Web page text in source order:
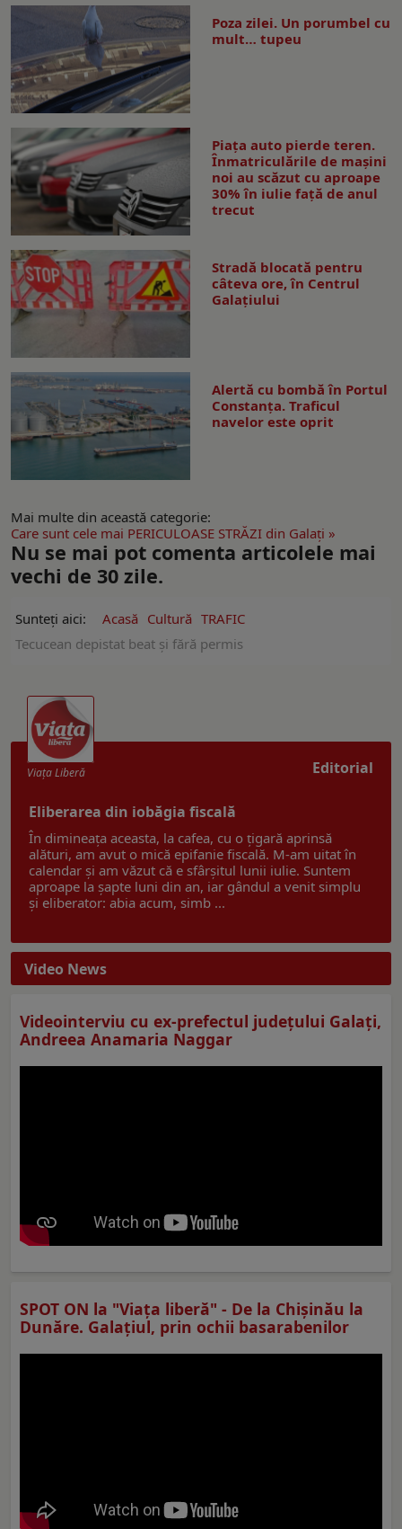
Poza zilei. Un porumbel cu
mult… tupeu
Piața auto pierde teren.
Înmatriculările de mașini
noi au scăzut cu aproape
30% în iulie față de anul
trecut
Stradă blocată pentru
câteva ore, în Centrul
Galaţiului
Alertă cu bombă în Portul
Constanța. Traficul
navelor este oprit
Mai multe din această categorie:
Care sunt cele mai PERICULOASE STRĂZI din Galaţi »
Nu se mai pot comenta articolele mai
vechi de 30 zile.
Sunteți aici: Acasă Cultură TRAFIC
Tecucean depistat beat şi fără permis
Editorial
Viaţa Liberă
Eliberarea din iobăgia fiscală
În dimineața aceasta, la cafea, cu o țigară aprinsă
alături, am avut o mică epifanie fiscală. M-am uitat în
calendar și am văzut că e sfârșitul lunii iulie. Suntem
aproape la șapte luni din an, iar gândul a venit simplu
și eliberator: abia acum, simb ...
Video News
Videointerviu cu ex-prefectul judeţului Galaţi,
Andreea Anamaria Naggar
SPOT ON la "Viaţa liberă" - De la Chișinău la
Dunăre. Galațiul, prin ochii basarabenilor